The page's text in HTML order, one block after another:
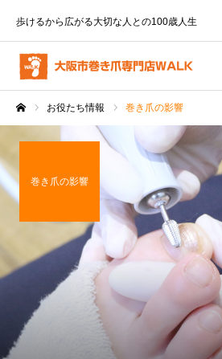
歩けるから広がる大切な人との100歳人生
お役たち情報 巻き爪の影響
巻き爪の影響